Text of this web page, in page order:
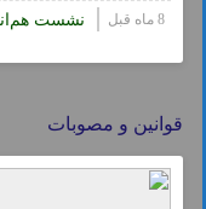
نشست
قوانین و مصوبات